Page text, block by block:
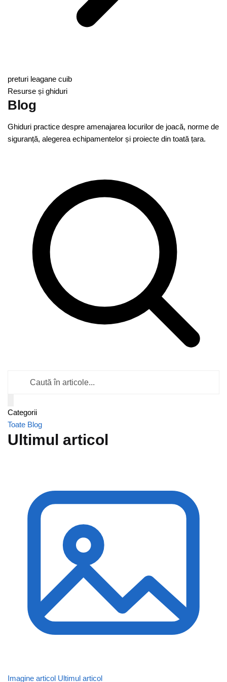
preturi leagane cuib
Resurse și ghiduri
Blog
Ghiduri practice despre amenajarea locurilor de joacă, norme de
siguranță, alegerea echipamentelor și proiecte din toată țara.
Categorii
Toate Blog
Ultimul articol
Imagine articol Ultimul articol